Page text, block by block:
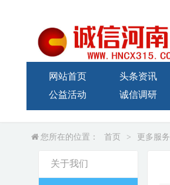
网站首页 头条资讯
公益活动
诚信调研
您所在的位置： 首页 > 更多服务
关于我们